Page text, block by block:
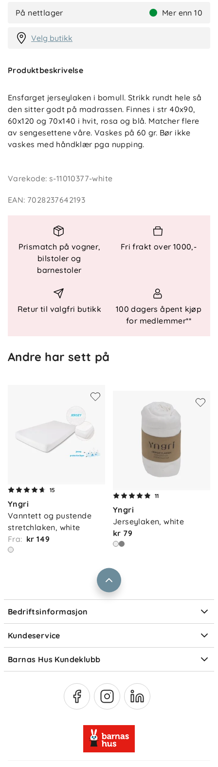
På nettlager Mer enn 10
Velg butikk
Produktbeskrivelse
Ensfarget jerseylaken i bomull. Strikk rundt hele så
den sitter godt på madrassen. Finnes i str 40x90,
60x120 og 70x140 i hvit, rosa og blå. Matcher flere
av sengesettene våre. Vaskes på 60 gr. Bør ikke
vaskes med håndklær pga nupping.
Varekode:s-11010377-white
EAN: 7028237642193
Prismatch på vogner,
bilstoler og
barnestoler
Fri frakt over 1000,-
Retur til valgfri butikk
100 dagers åpent kjøp
for medlemmer**
Andre har sett på
15
Yngri
Vanntett og pustende
stretchlaken, white
Fra: kr 149
11
Yngri
Jerseylaken, white
kr 79
Bedriftsinformasjon
Om oss
Våre butikker
Vårt samfunnsansvar
Jobbe i Barnas Hus
Størrelsesguider
Kundeservice
Kontakt oss
Frakt og levering
Retur og reklamasjon
Ofte stilte spørsmål
Om Klarna
Barnas Hus Kundeklubb
Medlemsvilkår